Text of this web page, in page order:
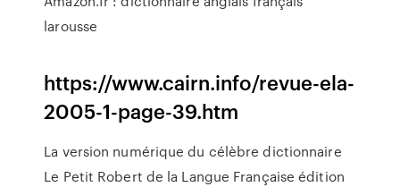
larousse
https://www.cairn.info/revue-ela-
2005-1-page-39.htm
La version numérique du célèbre dictionnaire
Le Petit Robert de la Langue Française édition